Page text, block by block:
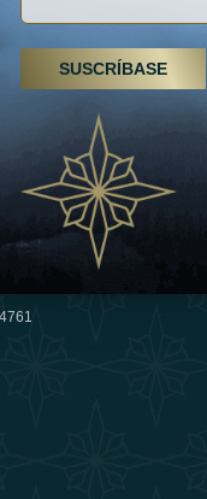
Senderismo,
Emiratos Árabes
03 April 2025
Évasions
Émirats: redéfinir
10 March 2025
SUSCRÍBASE